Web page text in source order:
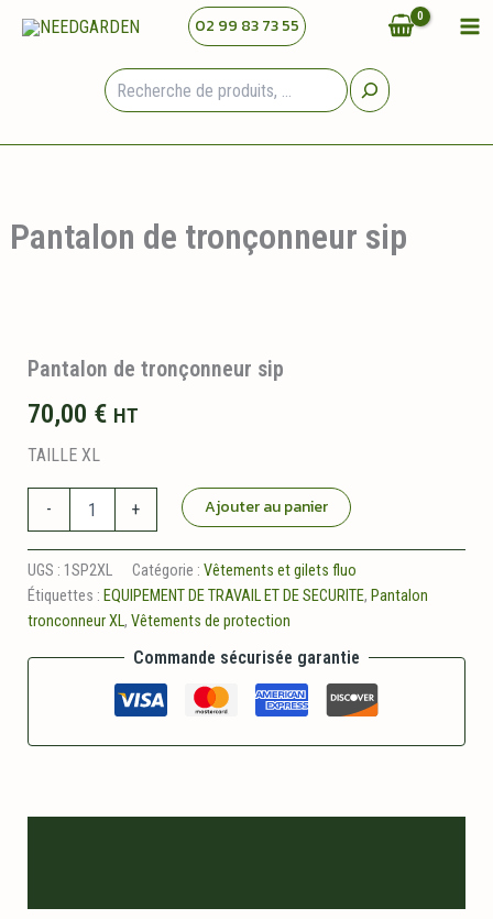
02 99 83 73 55
Pantalon de tronçonneur sip
Pantalon de tronçonneur sip
70,00 € HT
TAILLE XL
-
de
tronçonneur
+ Ajouter au panier
UGS : 1SP2XL Catégorie : Vêtements et gilets fluo
Étiquettes : EQUIPEMENT DE TRAVAIL ET DE SECURITE, Pantalon
tronconneur XL, Vêtements de protection
Commande sécurisée garantie